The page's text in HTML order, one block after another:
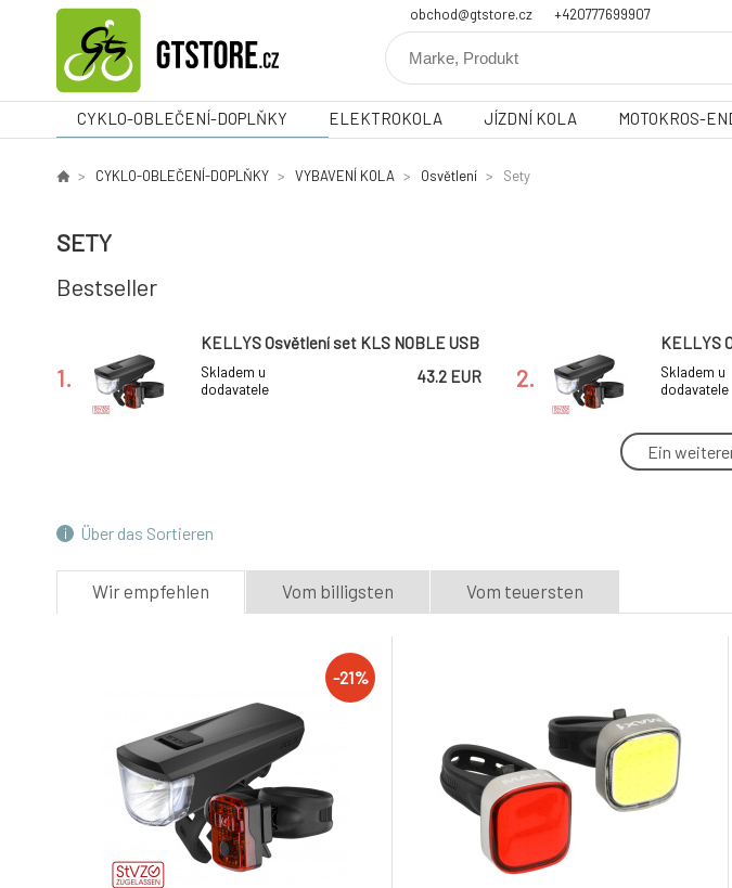
obchod@gtstore.cz +420777699907
CYKLO-OBLEČENÍ-DOPLŇKY ELEKTROKOLA JÍZDNÍ KOLA MOTOKROS-
CYKLO-OBLEČENÍ-DOPLŇKY VYBAVENÍ KOLA Osvětlení Sety
SETY
Bestseller
1.
KELLYS Osvětlení set KLS NOBLE USB
Skladem u
dodavatele
43.2 EUR 2.
KELLYS
Skladem u
dodavatele
sada
Ein
Über das Sortieren
Wir empfehlen Vom billigsten Vom teuersten
-21%